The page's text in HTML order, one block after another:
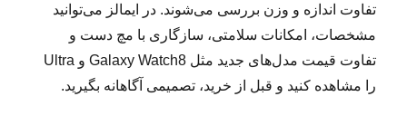
تفاوت اندازه و وزن بررسی می‌شوند. در ایمالز می‌توانید
مشخصات، امکانات سلامتی، سازگاری با مچ دست و
تفاوت قیمت مدل‌های جدید مثل Galaxy Watch8 و Ultra
را مشاهده کنید و قبل از خرید، تصمیمی آگاهانه بگیرید.